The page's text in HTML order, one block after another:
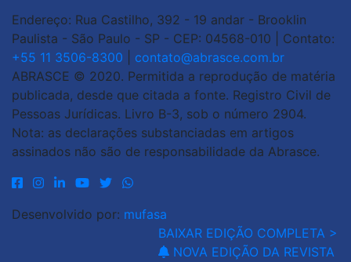
Endereço: Rua Castilho, 392 - 19 andar - Brooklin
Paulista - São Paulo - SP - CEP: 04568-010 | Contato:
+55 11 3506-8300
contato@abrasce.com.br
ABRASCE © 2020. Permitida a reprodução de matéria
publicada, desde que citada a fonte. Registro Civil de
Pessoas Jurídicas. Livro B-3, sob o número 2904.
Nota: as declarações substanciadas em artigos
assinados não são de responsabilidade da Abrasce.
Desenvolvido por: mufasa
BAIXAR EDIÇÃO COMPLETA >
NOVA EDIÇÃO DA REVISTA